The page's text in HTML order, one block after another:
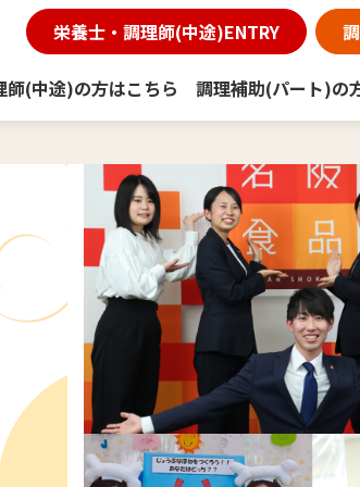
師(中途)の方はこちら 調理補助(パート)の
栄養士・調理師(中途)ENTRY